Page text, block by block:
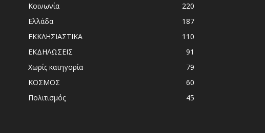
Κοινωνία
220
Ελλάδα
187
ΕΚΚΛΗΣΙΑΣΤΙΚΑ
110
ΕΚΔΗΛΩΣΕΙΣ
91
Χωρίς κατηγορία
79
ΚΟΣΜΟΣ
60
Πολιτισμός
45